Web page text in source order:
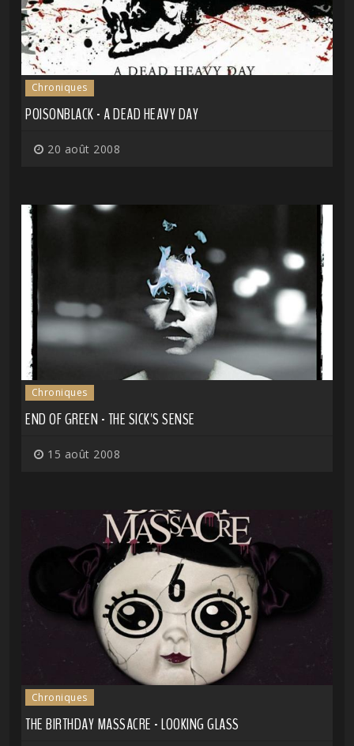
Chroniques
POISONBLACK - A DEAD HEAVY DAY
20 août 2008
Chroniques
END OF GREEN - THE SICK'S SENSE
15 août 2008
Chroniques
THE BIRTHDAY MASSACRE - LOOKING GLASS